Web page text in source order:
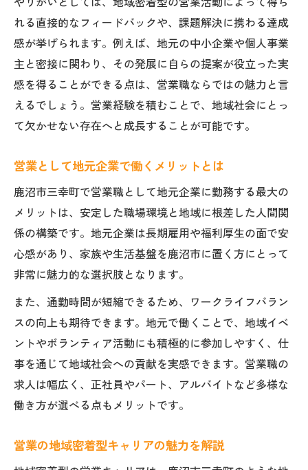
れる直接的なフィードバックや、課題解決に携わる達成
感が挙げられます。例えば、地元の中小企業や個人事業
主と密接に関わり、その発展に自らの提案が役立った実
感を得ることができる点は、営業職ならではの魅力と言
えるでしょう。営業経験を積むことで、地域社会にとっ
て欠かせない存在へと成長することが可能です。
営業として地元企業で働くメリットとは
鹿沼市三幸町で営業職として地元企業に勤務する最大の
メリットは、安定した職場環境と地域に根差した人間関
係の構築です。地元企業は長期雇用や福利厚生の面で安
心感があり、家族や生活基盤を鹿沼市に置く方にとって
非常に魅力的な選択肢となります。
また、通勤時間が短縮できるため、ワークライフバラン
スの向上も期待できます。地元で働くことで、地域イベ
ントやボランティア活動にも積極的に参加しやすく、仕
事を通じて地域社会への貢献を実感できます。営業職の
求人は幅広く、正社員やパート、アルバイトなど多様な
働き方が選べる点もメリットです。
営業の地域密着型キャリアの魅力を解説